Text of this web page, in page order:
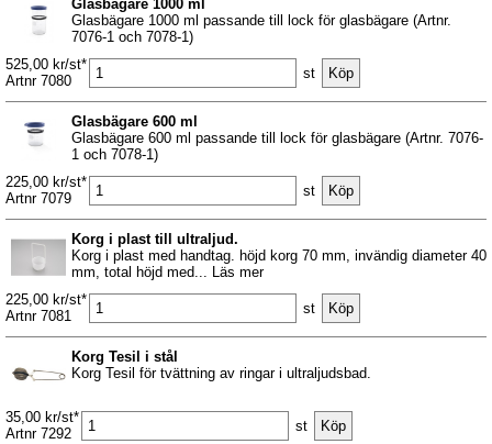
Glasbägare 1000 ml
Glasbägare 1000 ml passande till lock för glasbägare (Artnr.
7076-1 och 7078-1)
525,00 kr/st*
Artnr 7080
st
Glasbägare 600 ml
Glasbägare 600 ml passande till lock för glasbägare (Artnr. 7076-
1 och 7078-1)
225,00 kr/st*
Artnr 7079
st
Korg i plast till ultraljud.
Korg i plast med handtag. höjd korg 70 mm, invändig diameter 40
mm, total höjd med... Läs mer
225,00 kr/st*
Artnr 7081
st
Korg Tesil i stål
Korg Tesil för tvättning av ringar i ultraljudsbad.
35,00 kr/st*
Artnr 7292
st